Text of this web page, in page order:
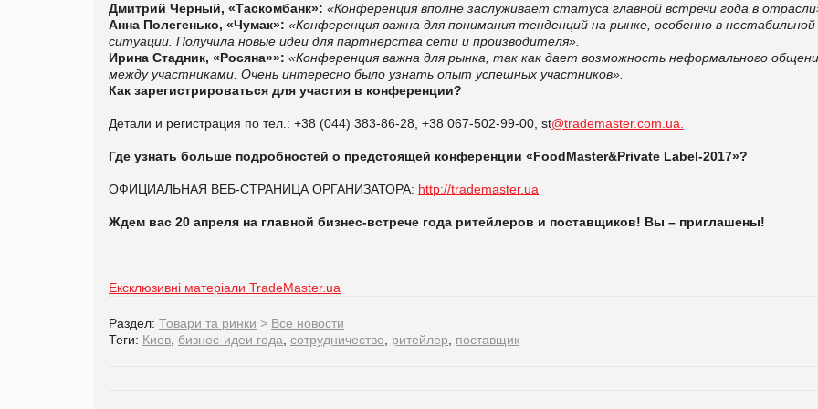
Дмитрий Черный, «Таскомбанк»: «Конференция вполне заслуживает статуса главной встречи года в
Анна Полегенько, «Чумак»: «Конференция важна для понимания тенденций на рынке, особенно в нестабильной
ситуации. Получила новые идеи для партнерства сети и производителя».
Ирина Стадник, «Росяна»»: «Конференция важна для рынка, так как дает возможность неформального
между участниками. Очень интересно было узнать опыт успешных участников».
Как зарегистрироваться для участия в конференции?
Детали и регистрация по тел.: +38 (044) 383-86-28, +38 067-502-99-00, st@trademaster.com.ua.
Где узнать больше подробностей о предстоящей конференции «FoodMaster&Private Label-2017»?
ОФИЦИАЛЬНАЯ ВЕБ-СТРАНИЦА ОРГАНИЗАТОРА: http://trademaster.ua
Ждем вас 20 апреля на главной бизнес-встрече года ритейлеров и поставщиков! Вы – приглашены!
Ексклюзивні матеріали TradeMaster.ua
Раздел: Товари та ринки > Все новости
Теги: Киев бизнес-идеи года сотрудничество ритейлер поставщик